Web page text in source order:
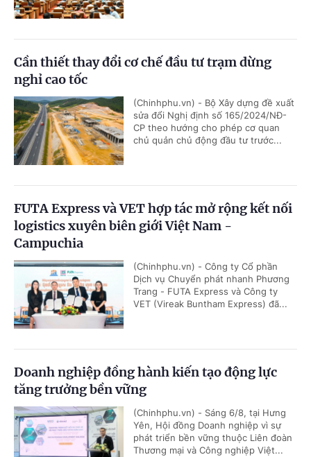
Cần thiết thay đổi cơ chế đầu tư trạm dừng
nghỉ cao tốc
(Chinhphu.vn) - Bộ Xây dựng đề xuất
sửa đổi Nghị định số 165/2024/NĐ-
CP theo hướng cho phép cơ quan
chủ quản chủ động đầu tư trước...
FUTA Express và VET hợp tác mở rộng kết nối
logistics xuyên biên giới Việt Nam -
Campuchia
(Chinhphu.vn) - Công ty Cổ phần
Dịch vụ Chuyển phát nhanh Phương
Trang - FUTA Express và Công ty
VET (Vireak Buntham Express) đã...
Doanh nghiệp đồng hành kiến tạo động lực
tăng trưởng bền vững
(Chinhphu.vn) - Sáng 6/8, tại Hưng
Yên, Hội đồng Doanh nghiệp vì sự
phát triển bền vững thuộc Liên đoàn
Thương mại và Công nghiệp Việt...